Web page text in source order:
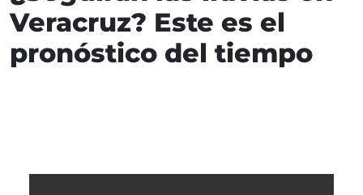
Veracruz? Este es el
pronóstico del tiempo